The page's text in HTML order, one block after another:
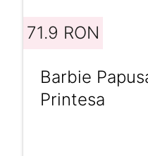
71.9 RON
Barbie
Printesa